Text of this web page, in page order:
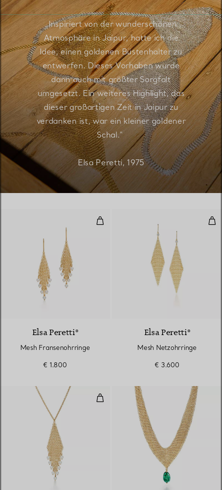
„Inspiriert von der wunderschönen
Atmosphäre in Jaipur, hatte ich die
Idee, einen goldenen Büstenhalter zu
entwerfen. Dieses Vorhaben wurde
dann auch mit größter Sorgfalt
umgesetzt. Ein weiteres Highlight, das
dieser großartigen Zeit in Jaipur zu
verdanken ist, war ein kleiner goldener
Schal.“
Elsa Peretti, 1975
Mesh Fransenohrringe
Elsa Peretti®
Mesh Fransenohrringe
€ 1.800
Elsa Peretti®
Mesh Netzohrringe
€ 3.600
Mesh Fransenanhänger